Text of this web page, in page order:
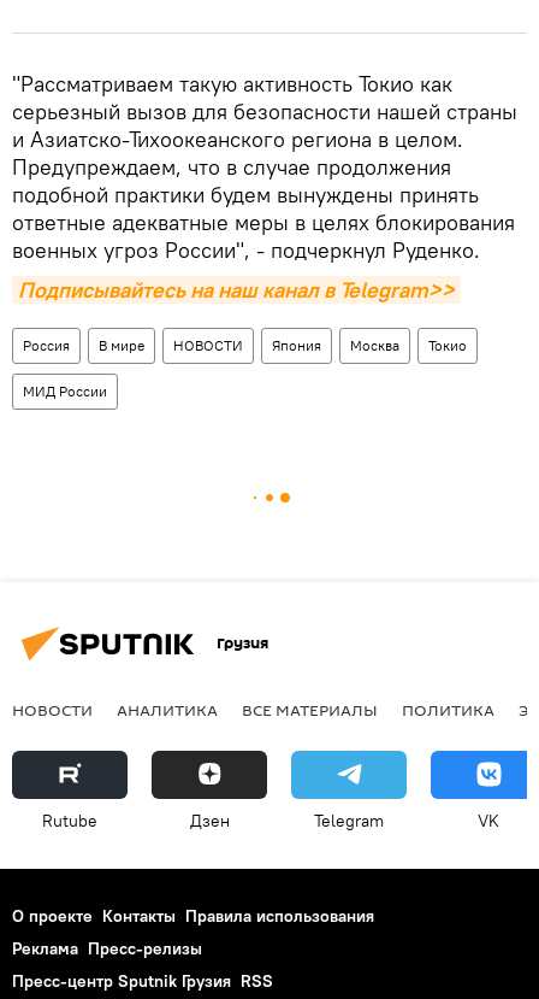
"Рассматриваем такую активность Токио как
серьезный вызов для безопасности нашей страны
и Азиатско-Тихоокеанского региона в целом.
Предупреждаем, что в случае продолжения
подобной практики будем вынуждены принять
ответные адекватные меры в целях блокирования
военных угроз России", - подчеркнул Руденко.
Подписывайтесь на наш канал в Telegram>>
Россия В мире НОВОСТИ Япония Москва Токио
МИД России
Грузия
НОВОСТИ АНАЛИТИКА ВСЕ МАТЕРИАЛЫ ПОЛИТИКА
Rutube Дзен Telegram VK
О проекте Контакты Правила использования
Реклама Пресс-релизы
Пресс-центр Sputnik Грузия RSS